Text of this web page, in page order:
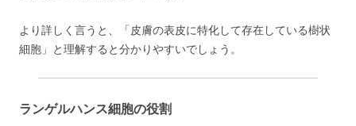
より詳しく言うと、「皮膚の表皮に特化して存在している樹状
細胞」と理解すると分かりやすいでしょう。
ランゲルハンス細胞の役割